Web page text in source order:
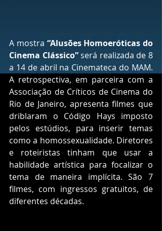
A mostra “Alusões Homoeróticas do
Cinema Clássico” será realizada de 8
a 14 de abril na Cinemateca do MAM.
A retrospectiva, em parceira com a
Associação de Críticos de Cinema do
Rio de Janeiro, apresenta filmes que
driblaram o Código Hays imposto
pelos estúdios, para inserir temas
como a homossexualidade. Diretores
e roteiristas tinham que usar a
habilidade artística para focalizar o
tema de maneira implícita. São 7
filmes, com ingressos gratuitos, de
diferentes décadas.